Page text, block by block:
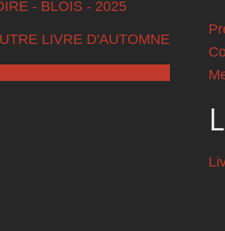
- BLOIS - 2025
LIVRE D'AUTOMNE